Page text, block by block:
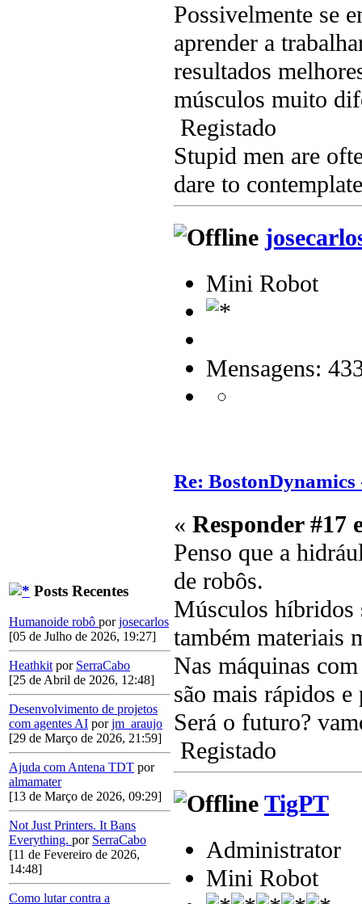
Posts Recentes
Humanoide robô porjosecarlos
[05 de Julho de 2026, 19:27]
Heathkit por SerraCabo
[25 de Abril de 2026, 12:48]
Desenvolvimento de projetos
com agentes AI porjm_araujo
[29 de Março de 2026, 21:59]
Ajuda com Antena TDT por
almamater
[13 de Março de 2026, 09:29]
Not Just Printers. It Bans
Everything. por SerraCabo
[11 de Fevereiro de 2026,
14:48]
Como lutar contra a
Possivelmente se
aprender a
resultados
músculos muito
Registado
Stupid men are
dare to
Mini Robot
Mensagens:
Re:
« Responder #17
Penso que a
de robôs.
Músculos híbridos
também materiais
Nas máquinas
são mais rápidos e
Será o futuro?
Registado
TigPT
Administrator
Mini Robot